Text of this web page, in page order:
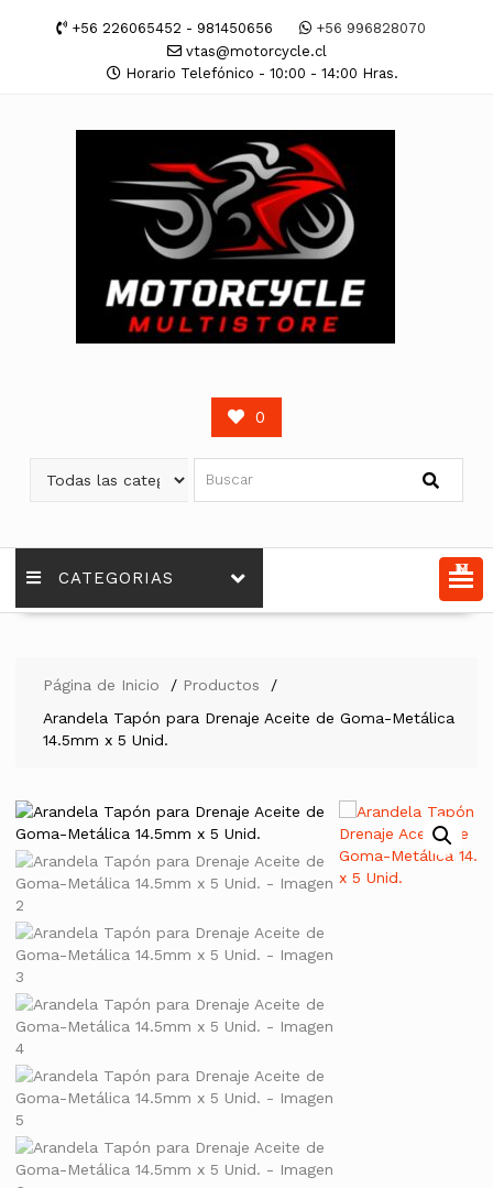
contenido+56 226065452 - 981450656
+56 996828070
vtas@motorcycle.cl
Horario Telefónico - 10:00 - 14:00 Hras.
0
CATEGORIAS MENU
Página de Inicio
Productos
Arandela Tapón para Drenaje Aceite de Goma-Metálica
14.5mm x 5 Unid.